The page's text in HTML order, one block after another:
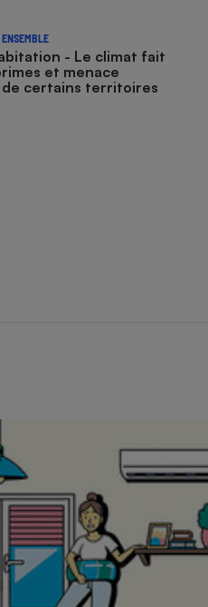
ENSEMBLE
- Le climat fait
et menace
de certains territoires